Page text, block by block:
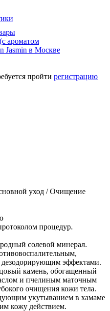
пройти регистрацию
уход / Очищение
процедур.
солевой минерал.
эффектами.
камень, обогащенный
и пчелиным маточным
очищения кожи тела.
укутыванием в хамаме
кожу действием.